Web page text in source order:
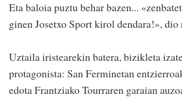
Eta baloia puztu behar bazen...
ginen Josetxo Sport kirol dendara!», dio
Uztaila iristearekin batera, bizikleta
protagonista: San Ferminetan
edota Frantziako Tourraren garaian